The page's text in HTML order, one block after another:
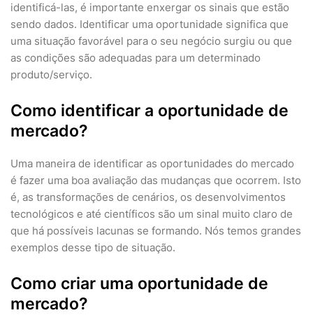
identificá-las, é importante enxergar os sinais que estão
sendo dados. Identificar uma oportunidade significa que
uma situação favorável para o seu negócio surgiu ou que
as condições são adequadas para um determinado
produto/serviço.
Como identificar a oportunidade de
mercado?
Uma maneira de identificar as oportunidades do mercado
é fazer uma boa avaliação das mudanças que ocorrem. Isto
é, as transformações de cenários, os desenvolvimentos
tecnológicos e até científicos são um sinal muito claro de
que há possíveis lacunas se formando. Nós temos grandes
exemplos desse tipo de situação.
Como criar uma oportunidade de
mercado?